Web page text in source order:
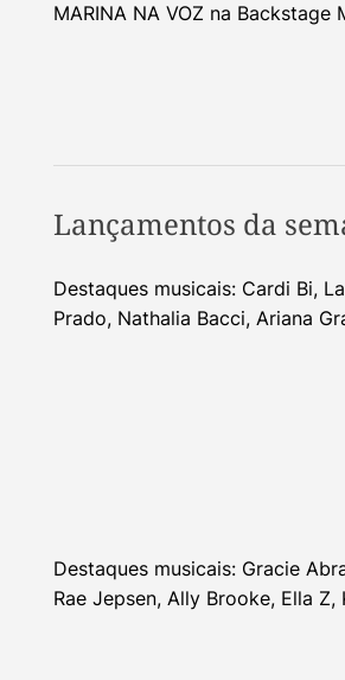
MARINA NA VOZ na Backstage
Lançamentos da
Destaques musicais: Cardi Bi,
Prado, Nathalia Bacci, Ariana
Destaques musicais: Gracie
Rae Jepsen, Ally Brooke, Ella Z,